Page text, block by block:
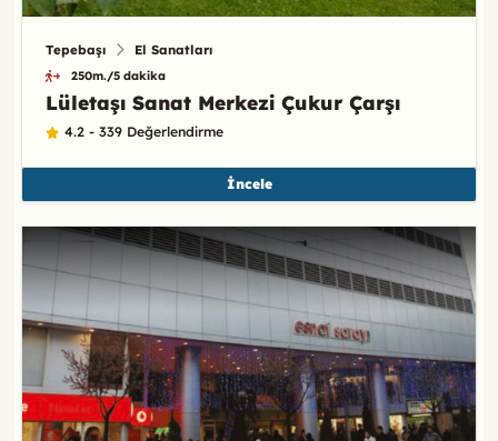
Tepebaşı El Sanatları
250m./5 dakika
Lületaşı Sanat Merkezi Çukur Çarşı
4.2 - 339 Değerlendirme
İncele